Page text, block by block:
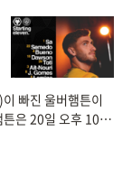
빠진 울버햄튼이
은 20일 오후 10시